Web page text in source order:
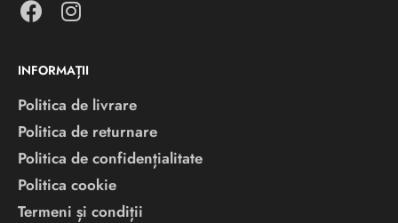
INFORMAȚII
Politica de livrare
Politica de returnare
Politica de confidențialitate
Politica cookie
Termeni și condiții